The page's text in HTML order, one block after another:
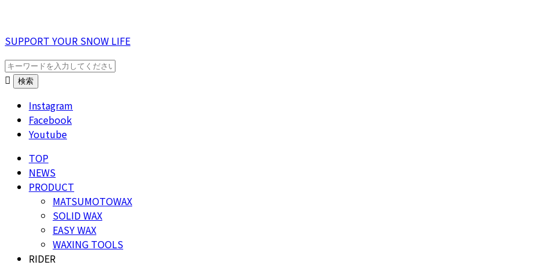
SUPPORT YOUR SNOW LIFE

Instagram
Facebook
Youtube
TOP
NEWS
PRODUCT
MATSUMOTOWAX
SOLID WAX
EASY WAX
WAXING TOOLS
RIDER